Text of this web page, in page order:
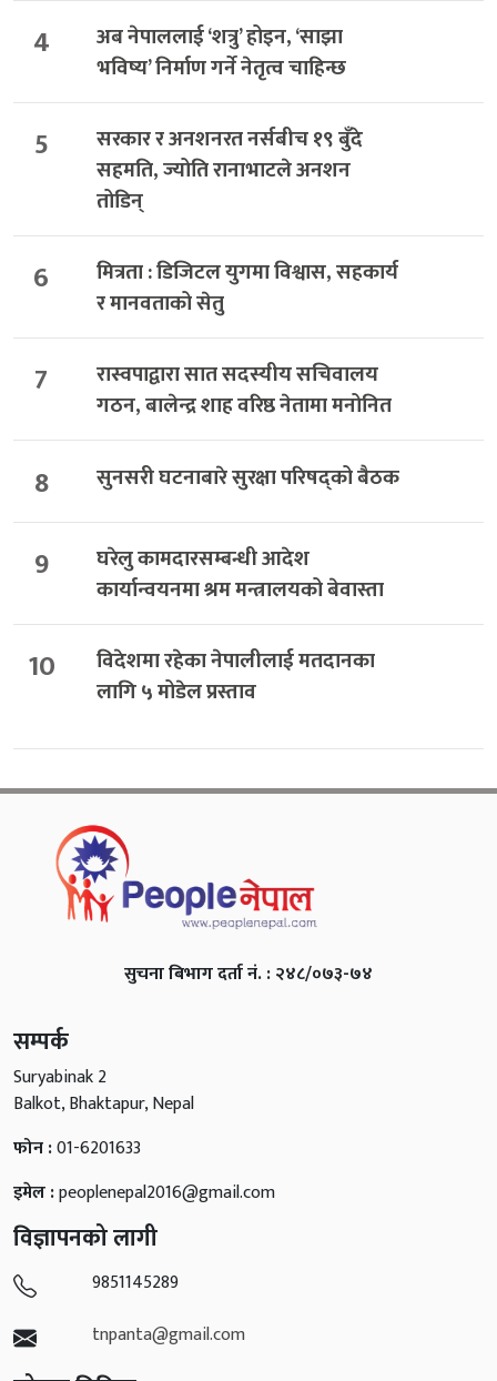
4
अब नेपाललाई ‘शत्रु’ होइन, ‘साझा
भविष्य’ निर्माण गर्ने नेतृत्व चाहिन्छ
5
सरकार र अनशनरत नर्सबीच १९ बुँदे
सहमति, ज्योति रानाभाटले अनशन
तोडिन्
6
मित्रता : डिजिटल युगमा विश्वास, सहकार्य
र मानवताको सेतु
7
रास्वपाद्वारा सात सदस्यीय सचिवालय
गठन, बालेन्द्र शाह वरिष्ठ नेतामा मनोनित
8 सुनसरी घटनाबारे सुरक्षा परिषद्को बैठक
9
घरेलु कामदारसम्बन्धी आदेश
कार्यान्वयनमा श्रम मन्त्रालयको बेवास्ता
10
विदेशमा रहेका नेपालीलाई मतदानका
लागि ५ मोडेल प्रस्ताव
सुचना बिभाग दर्ता नं. : २४८/०७३-७४
सम्पर्क
Suryabinak 2
Balkot, Bhaktapur, Nepal
फोन :01-6201633
इमेल :peoplenepal2016@gmail.com
विज्ञापनको लागी
9851145289
tnpanta@gmail.com